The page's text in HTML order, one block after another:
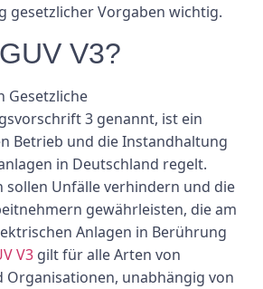
gesetzlicher Vorgaben wichtig.
V3?
Gesetzliche
3 genannt, ist ein
Betrieb und die Instandhaltung
in Deutschland regelt.
sollen Unfälle verhindern und die
gewährleisten, die am
Anlagen in Berührung
V3 gilt für alle Arten von
Organisationen, unabhängig von